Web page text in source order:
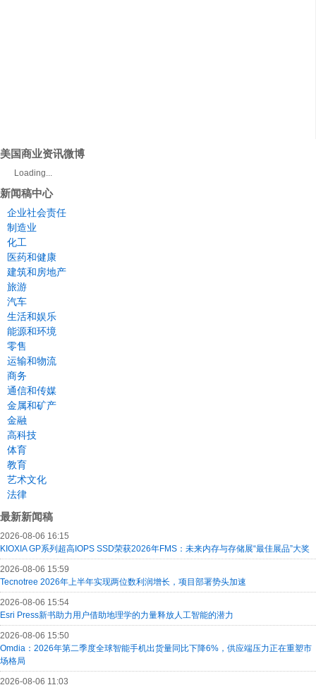
美国商业资讯微博
Loading...
新闻稿中心
企业社会责任
制造业
化工
医药和健康
建筑和房地产
旅游
汽车
生活和娱乐
能源和环境
零售
运输和物流
商务
通信和传媒
金属和矿产
金融
高科技
体育
教育
艺术文化
法律
最新新闻稿
2026-08-06 16:15
KIOXIA GP系列超高IOPS SSD荣获2026年FMS：未来内存与存储展“最佳展品”大奖
2026-08-06 15:59
Tecnotree 2026年上半年实现两位数利润增长，项目部署势头加速
2026-08-06 15:54
Esri Press新书助力用户借助地理学的力量释放人工智能的潜力
2026-08-06 15:50
Omdia：2026年第二季度全球智能手机出货量同比下降6%，供应端压力正在重塑市
场格局
2026-08-06 11:03